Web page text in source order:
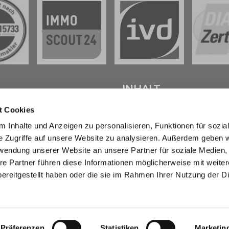
Cookies
Inhalte und Anzeigen zu personalisieren, Funktionen für
Zugriffe auf unsere Website zu analysieren. Außerdem geben
unserer Website an unsere Partner für soziale Medien,
Partner führen diese Informationen möglicherweise mit
haben oder die sie im Rahmen Ihrer Nutzung der
stehen wir Ihnen beim
bei der Vermietung Ihrer
Seite.
wir Sie in allen Fragen
Haus oder Ihre Wohnung in
wir sind für Sie da.
INHALT
Verkaufen
Kaufen
Marktberichte
Erbimmobilien
Wissen
Über uns